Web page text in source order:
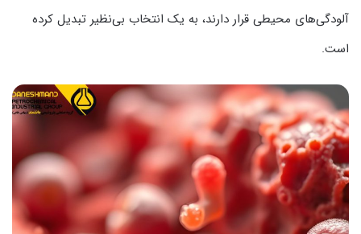
آلودگی‌های محیطی قرار دارند، به یک انتخاب بی‌نظیر تبدیل کرده
است.